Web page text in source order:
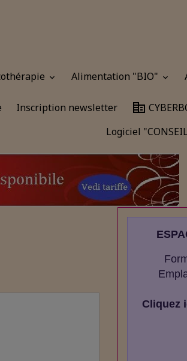
Alimentation "BIO"
Inscription newsletter
Logiciel
Cliquez